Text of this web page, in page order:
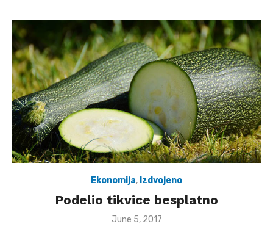
Ekonomija, Izdvojeno
Podelio tikvice besplatno
Posted
June 5, 2017